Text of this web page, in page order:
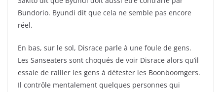
Bundorio. Byundi dit que cela ne semble pas encore
réel.
En bas, sur le sol, Disrace parle à une foule de gens.
Les Sanseaters sont choqués de voir Disrace alors qu’il
essaie de rallier les gens à détester les Boonboomgers.
Il contrôle mentalement quelques personnes qui